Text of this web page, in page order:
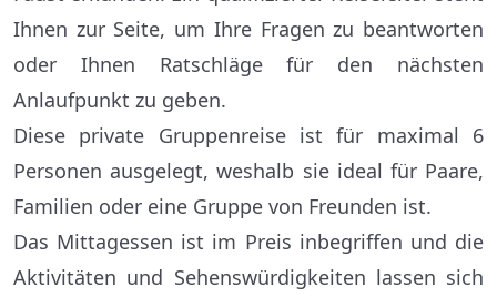
Ihnen zur Seite, um Ihre Fragen zu beantworten
oder Ihnen Ratschläge für den nächsten
Anlaufpunkt zu geben.
Diese private Gruppenreise ist für maximal 6
Personen ausgelegt, weshalb sie ideal für Paare,
Familien oder eine Gruppe von Freunden ist.
Das Mittagessen ist im Preis inbegriffen und die
Aktivitäten und Sehenswürdigkeiten lassen sich